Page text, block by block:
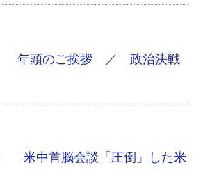
年頭のご挨拶／ 政治決戦
米中首脳会談 「圧倒」した米